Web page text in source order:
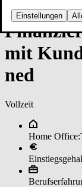
Einstellungen
mit
ned
Vollzeit
Home Office: